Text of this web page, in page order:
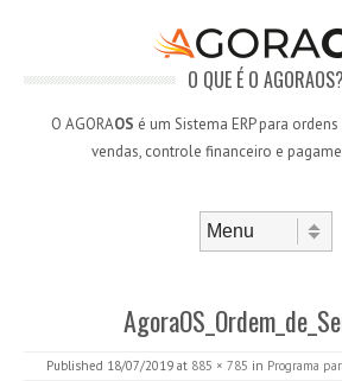
O QUE É O AGORAOS?
O AGORAOS é um Sistema ERP para
vendas, controle financeiro e
Published 18/07/2019 at 885 × 785 in Programa